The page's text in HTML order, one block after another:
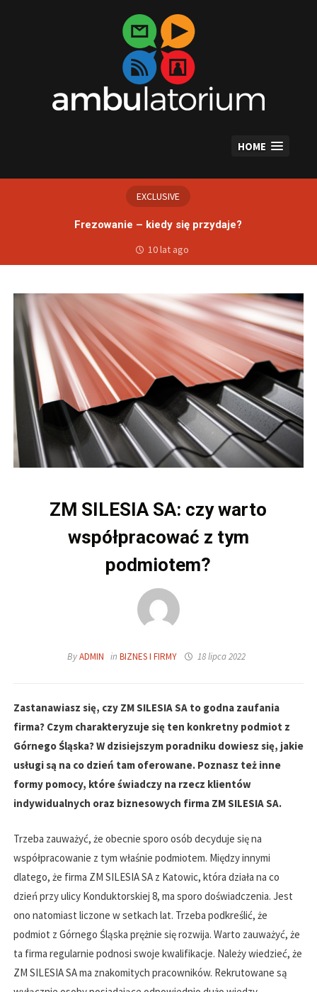
content
HOME
EXCLUSIVE
Frezowanie – kiedy się przydaje?
10 lat ago
ZM SILESIA SA: czy warto
współpracować z tym
podmiotem?
ByADMIN in BIZNES I FIRMY 18 lipca 2022
Zastanawiasz się, czy ZM SILESIA SA to godna zaufania
firma? Czym charakteryzuje się ten konkretny podmiot z
Górnego Śląska? W dzisiejszym poradniku dowiesz się, jakie
usługi są na co dzień tam oferowane. Poznasz też inne
formy pomocy, które świadczy na rzecz klientów
indywidualnych oraz biznesowych firma ZM SILESIA SA.
Trzeba zauważyć, że obecnie sporo osób decyduje się na
współpracowanie z tym właśnie podmiotem. Między innymi
dlatego, że firma ZM SILESIA SA z Katowic, która działa na co
dzień przy ulicy Konduktorskiej 8, ma sporo doświadczenia. Jest
ono natomiast liczone w setkach lat. Trzeba podkreślić, że
podmiot z Górnego Śląska prężnie się rozwija. Warto zauważyć, że
ta firma regularnie podnosi swoje kwalifikacje. Należy wiedzieć, że
ZM SILESIA SA ma znakomitych pracowników. Rekrutowane są